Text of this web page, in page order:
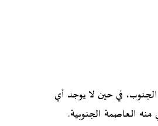
في حين لا يوجد أي
العاصمة الجنوبية.